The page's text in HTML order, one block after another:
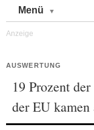
Menü
AUSWERTUNG
19 Prozent
der EU